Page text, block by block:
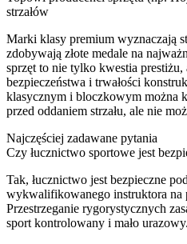
strzałów
Marki klasy premium wyznaczają
zdobywają złote medale na
sprzęt to nie tylko kwestia
bezpieczeństwa i trwałości
klasycznym i bloczkowym można
przed oddaniem strzału, ale nie
Najczęściej zadawane pytania
Czy łucznictwo sportowe jest
Tak, łucznictwo jest bezpieczne
wykwalifikowanego instruktora na
Przestrzeganie rygorystycznych
sport kontrolowany i mało urazowy.